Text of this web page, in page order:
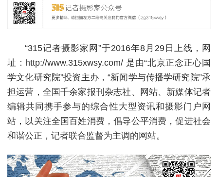
“315记者摄影家网”于2016年8月29日上线，网
址：http://www.315xwsy.com/ 是由“北京正念正心国
学文化研究院”投资主办，“新闻学与传播学研究院”承
担运营，全国千余家报刊杂志社、网站、新媒体记者
编辑共同携手参与的综合性大型资讯和摄影门户网
站，以关注全国百姓消费，倡导公平消费，促进社会
和谐公正，记者联合监督为主调的网站。